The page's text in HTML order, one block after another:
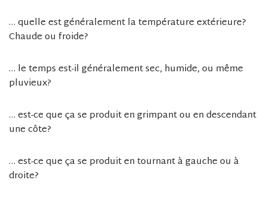
… quelle est généralement la température extérieure?
Chaude ou froide?
… le temps est-il généralement sec, humide, ou même
pluvieux?
… est-ce que ça se produit en grimpant ou en descendant
une côte?
… est-ce que ça se produit en tournant à gauche ou à
droite?